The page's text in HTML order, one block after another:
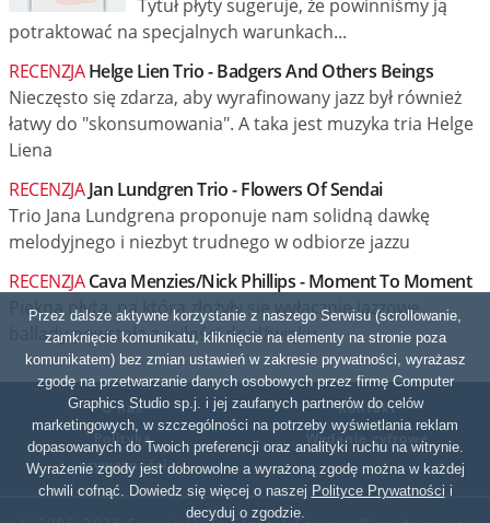
Tytuł płyty sugeruje, że powinniśmy ją
potraktować na specjalnych warunkach...
RECENZJAHelge Lien Trio - Badgers And Others Beings
Nieczęsto się zdarza, aby wyrafinowany jazz był również
łatwy do "skonsumowania". A taka jest muzyka tria Helge
Liena
RECENZJAJan Lundgren Trio - Flowers Of Sendai
Trio Jana Lundgrena proponuje nam solidną dawkę
melodyjnego i niezbyt trudnego w odbiorze jazzu
RECENZJACava Menzies/Nick Phillips - Moment To Moment
Piękna płyta, na którą złożyły się wyłącznie jazzowe
ballady powstała z miłości do dźwięku
O nas
Polityka
prywatności
Kontakt
Wydanie cyfrowe
Przez dalsze aktywne korzystanie z naszego Serwisu (scrollowanie,
zamknięcie komunikatu, kliknięcie na elementy na stronie poza
komunikatem) bez zmian ustawień w zakresie prywatności, wyrażasz
zgodę na przetwarzanie danych osobowych przez firmę Computer
Graphics Studio sp.j. i jej zaufanych partnerów do celów
marketingowych, w szczególności na potrzeby wyświetlania reklam
dopasowanych do Twoich preferencji oraz analityki ruchu na witrynie.
Wyrażenie zgody jest dobrowolne a wyrażoną zgodę można w każdej
chwili cofnąć. Dowiedz się więcej o naszej Polityce Prywatności i
decyduj o zgodzie.